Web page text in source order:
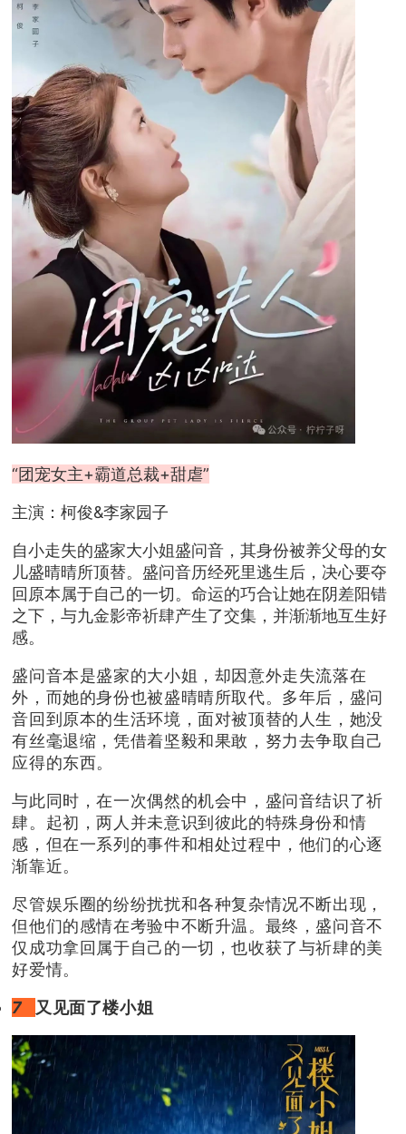
“团宠女主+霸道总裁+甜虐”
主演：柯俊&李家园子
自小走失的盛家大小姐盛问音，其身份被养父母的女
儿盛晴晴所顶替。盛问音历经死里逃生后，决心要夺
回原本属于自己的一切。命运的巧合让她在阴差阳错
之下，与九金影帝祈肆产生了交集，并渐渐地互生好
感。
盛问音本是盛家的大小姐，却因意外走失流落在
外，而她的身份也被盛晴晴所取代。多年后，盛问
音回到原本的生活环境，面对被顶替的人生，她没
有丝毫退缩，凭借着坚毅和果敢，努力去争取自己
应得的东西。
与此同时，在一次偶然的机会中，盛问音结识了祈
肆。起初，两人并未意识到彼此的特殊身份和情
感，但在一系列的事件和相处过程中，他们的心逐
渐靠近。
尽管娱乐圈的纷纷扰扰和各种复杂情况不断出现，
但他们的感情在考验中不断升温。最终，盛问音不
仅成功拿回属于自己的一切，也收获了与祈肆的美
好爱情。
7
又见面了楼小姐